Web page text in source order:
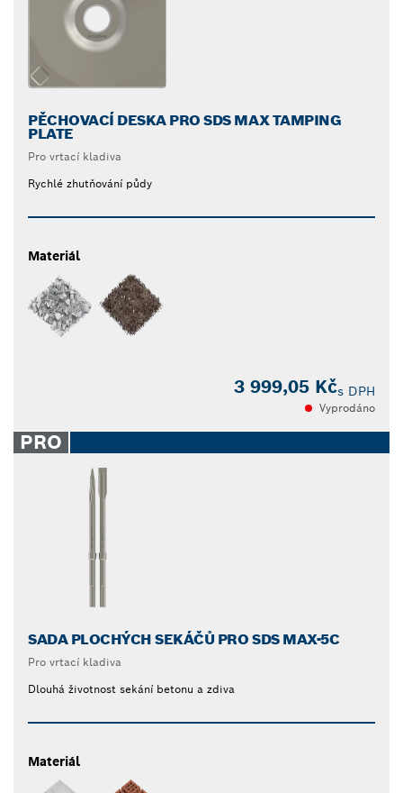
PĚCHOVACÍ DESKA PRO SDS MAX TAMPING
PLATE
Pro vrtací kladiva
Rychlé zhutňování půdy
Materiál
3 999,05 Kčs DPH
Vyprodáno
PRO
SADA PLOCHÝCH SEKÁČŮ PRO SDS MAX-5C
Pro vrtací kladiva
Dlouhá životnost sekání betonu a zdiva
Materiál